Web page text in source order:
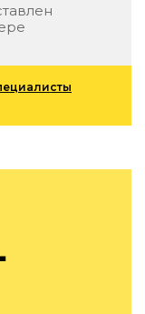
по вашему